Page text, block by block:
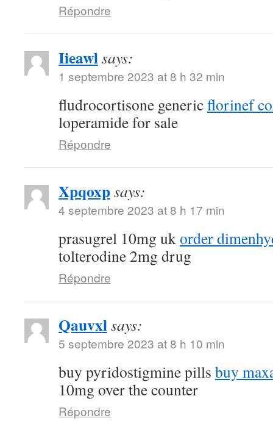
Répondre
Iieawlsays:
1 septembre 2023 at 8 h 32 min
fludrocortisone genericflorinef
loperamide for sale
Répondre
Xpqoxpsays:
4 septembre 2023 at 8 h 17 min
prasugrel 10mg ukorder
tolterodine 2mg drug
Répondre
Qauvxlsays:
5 septembre 2023 at 8 h 10 min
buy pyridostigmine pills buy
10mg over the counter
Répondre